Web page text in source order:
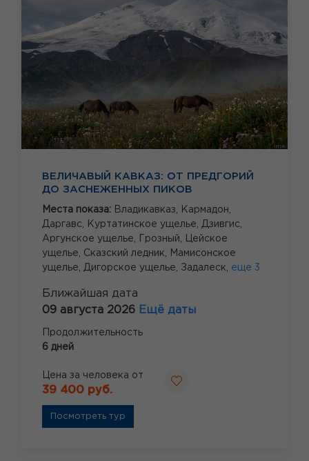
ВЕЛИЧАВЫЙ КАВКАЗ: ОТ ПРЕДГОРИЙ
ДО ЗАСНЕЖЕННЫХ ПИКОВ
Места показа: Владикавказ,
Кармадон,
Даргавс,
Куртатинское ущелье, Дзивгис,
Аргунское ущелье,
Грозный,
Цейское
ущелье, Сказский ледник,
Мамисонское
ущелье, Дигорское ущелье, Задалеск, еще 3
Ближайшая дата
09 августа 2026 Ещё даты
Продолжительность
6 дней
Цена за человека от
39 400 руб.
Посмотреть тур